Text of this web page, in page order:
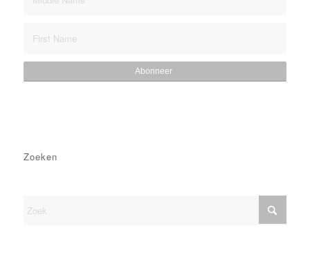
Zoeken